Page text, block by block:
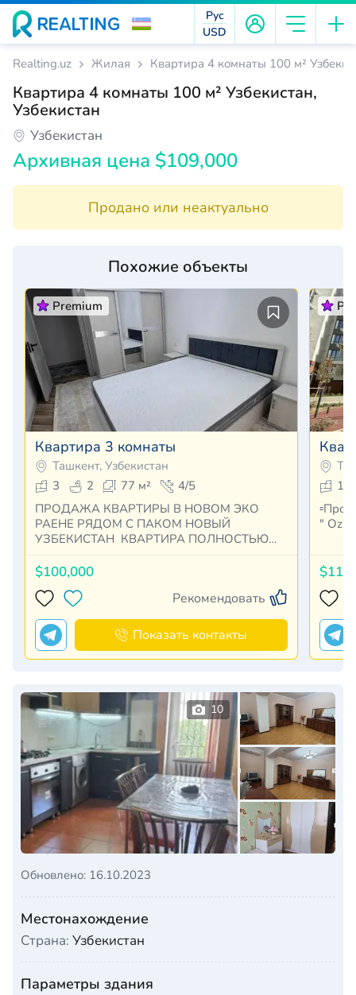
Рус
USD
Realting.uz Жилая Квартира 4 комнаты 100 м²
Квартира 4 комнаты 100 м² Узбекистан,
Узбекистан
Узбекистан
Архивная цена $109,000
Продано или неактуально
Похожие объекты
Premium
Квартира 3 комнаты
Ташкент, Узбекистан
3
2 77 м²
4/5
ПРОДАЖА КВАРТИРЫ В НОВОМ ЭКО
РАЕНЕ РЯДОМ С ПАКОМ НОВЫЙ
УЗБЕКИСТАН КВАРТИРА ПОЛНОСТЬЮ
$100,000
Рекомендовать
Показать контакты
1
▫️Продажа
10
Обновлено: 16.10.2023
Местонахождение
Страна: Узбекистан
Параметры здания